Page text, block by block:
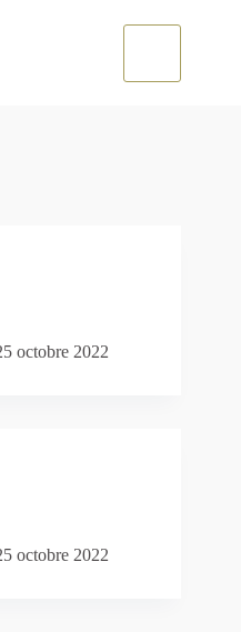
octobre 2022
octobre 2022